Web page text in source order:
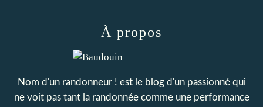
À propos
Nom d'un randonneur ! est le blog d'un passionné qui
ne voit pas tant la randonnée comme une performance